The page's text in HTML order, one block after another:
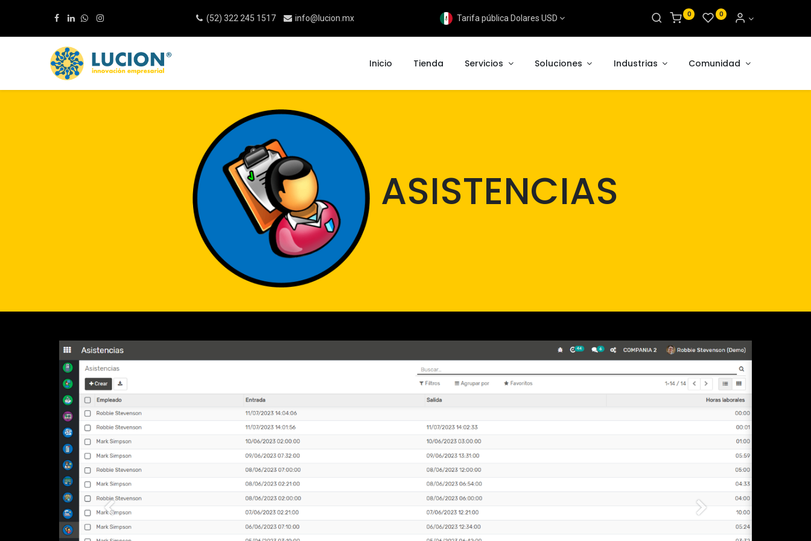
(52) 322 245 1517 info@lucion.mx Tarifa pública Dolares USD 0 0
Inicio Tienda Servicios Soluciones Industrias Comunidad
ASISTENCIAS
Anterior Siguiente